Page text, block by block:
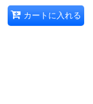
カートに入れる